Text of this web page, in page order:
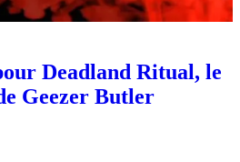
Deadland Ritual, le
Geezer Butler